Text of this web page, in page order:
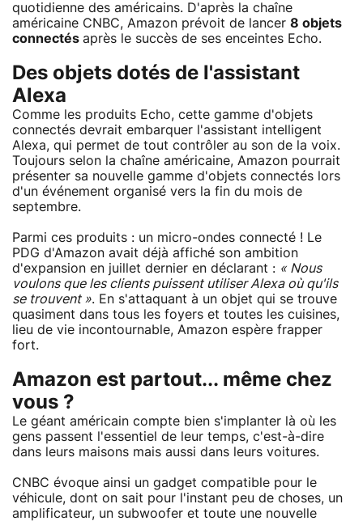
quotidienne des américains. D'après la chaîne
américaine CNBC, Amazon prévoit de lancer 8 objets
connectés après le succès de ses enceintes Echo.
Des objets dotés de l'assistant
Alexa
Comme les produits Echo, cette gamme d'objets
connectés devrait embarquer l'assistant intelligent
Alexa, qui permet de tout contrôler au son de la voix.
Toujours selon la chaîne américaine, Amazon pourrait
présenter sa nouvelle gamme d'objets connectés lors
d'un événement organisé vers la fin du mois de
septembre.
Parmi ces produits : un micro-ondes connecté ! Le
PDG d'Amazon avait déjà affiché son ambition
d'expansion en juillet dernier en déclarant : « Nous
voulons que les clients puissent utiliser Alexa où qu'ils
se trouvent ». En s'attaquant à un objet qui se trouve
quasiment dans tous les foyers et toutes les cuisines,
lieu de vie incontournable, Amazon espère frapper
fort.
Amazon est partout... même chez
vous ?
Le géant américain compte bien s'implanter là où les
gens passent l'essentiel de leur temps, c'est-à-dire
dans leurs maisons mais aussi dans leurs voitures.
CNBC évoque ainsi un gadget compatible pour le
véhicule, dont on sait pour l'instant peu de choses, un
amplificateur, un subwoofer et toute une nouvelle